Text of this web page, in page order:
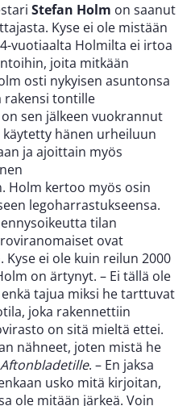
Stefan Holm on saanut
Kyse ei ole mistään
vuotiaalta Holmilta ei irtoa
joita mitkään
osti nykyisen asuntonsa
rakensi tontille
sen jälkeen vuokrannut
hänen urheiluun
ja ajoittain myös
Holm kertoo myös osin
legoharrastukseensa.
tilan
ovat
ei ole kuin reilun 2000
on ärtynyt. – Ei tällä ole
tajua miksi he tarttuvat
joka rakennettiin
on sitä mieltä ettei.
nähneet, joten mistä he
Aftonbladetille. – En jaksa
usko mitä kirjoitan,
ole mitään järkeä. Voin